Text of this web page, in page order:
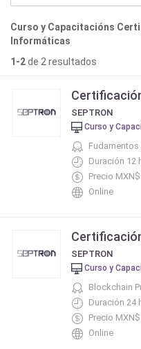
Curso y Capacitacións
Informáticas
1-2de 2 resultados
SEPTRON
Curso y
Fudamentos
Duración 12
Precio
Online
SEPTRON
Curso y
Blockchain
Duración 24
Precio
Online